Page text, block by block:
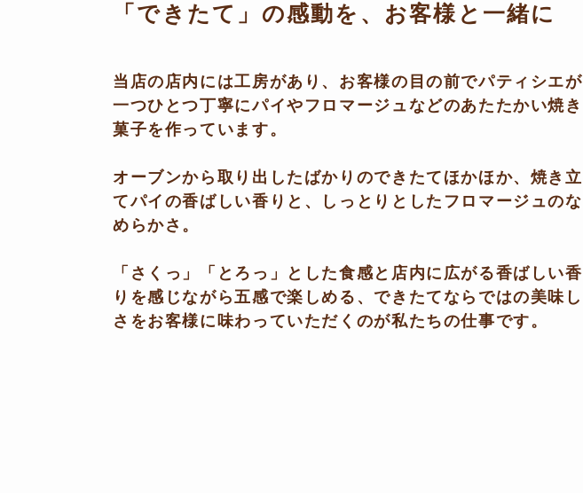
「できたて」の感動を、お客様と一緒に
当店の店内には工房があり、お客様の目の前でパティシエが
一つひとつ丁寧にパイやフロマージュなどのあたたかい焼き
菓子を作っています。
オーブンから取り出したばかりのできたてほかほか、焼き立
てパイの香ばしい香りと、しっとりとしたフロマージュのな
めらかさ。
「さくっ」「とろっ」とした食感と店内に広がる香ばしい香
りを感じながら五感で楽しめる、できたてならではの美味し
さをお客様に味わっていただくのが私たちの仕事です。